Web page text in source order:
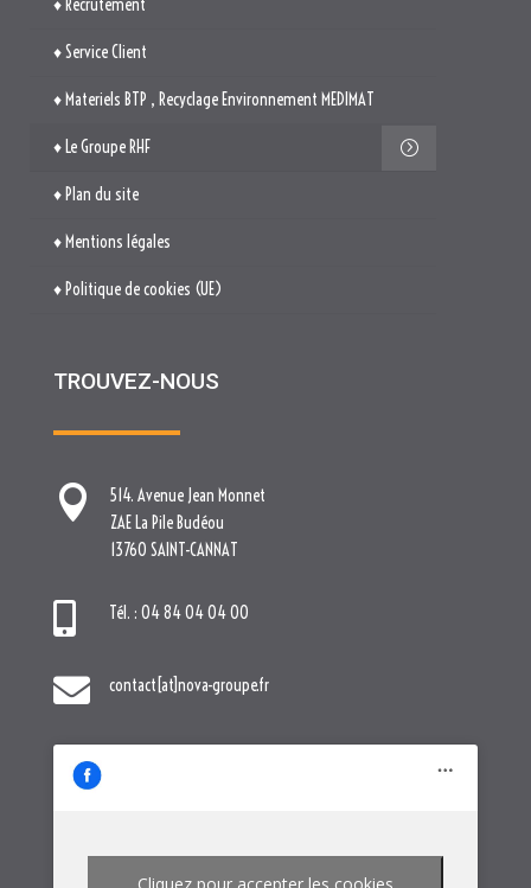
♦ Recrutement
♦ Service Client
♦ Materiels BTP , Recyclage Environnement MEDIMAT
♦ Le Groupe RHF
♦ Plan du site
♦ Mentions légales
♦ Politique de cookies (UE)
TROUVEZ-NOUS

514. Avenue Jean Monnet
ZAE La Pile Budéou
13760 SAINT-CANNAT
 Tél. : 04 84 04 04 00
 contact[at]nova-groupe.fr